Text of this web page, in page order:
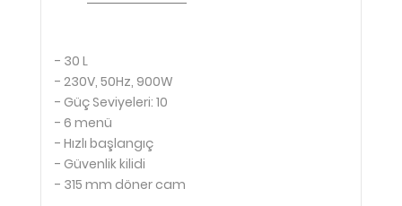
- 30 L
- 230V, 50Hz, 900W
- Güç Seviyeleri: 10
- 6 menü
- Hızlı başlangıç
- Güvenlik kilidi
- 315 mm döner cam